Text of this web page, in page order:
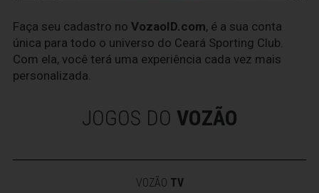
Faça seu cadastro no VozaoID.com, é a sua conta
única para todo o universo do Ceará Sporting Club.
Com ela, você terá uma experiência cada vez mais
personalizada.
JOGOS DO VOZÃO
VOZÃO TV